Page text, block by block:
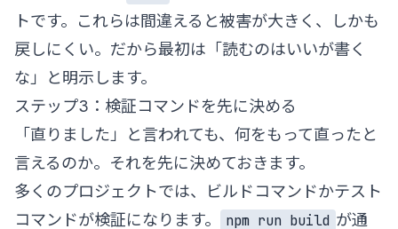
トです。これらは間違えると被害が大きく、しかも
戻しにくい。だから最初は「読むのはいいが書く
な」と明示します。
ステップ3：検証コマンドを先に決める
「直りました」と言われても、何をもって直ったと
言えるのか。それを先に決めておきます。
多くのプロジェクトでは、ビルドコマンドかテスト
コマンドが検証になります。
npm run build が通